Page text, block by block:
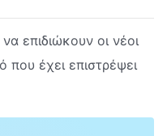
επιδιώκουν οι νέοι
έχει επιστρέψει